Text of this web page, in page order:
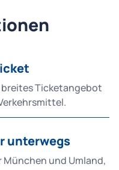
Ticketangebot
unterwegs
und Umland,